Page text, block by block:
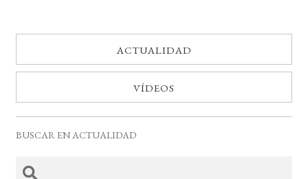
ACTUALIDAD
VÍDEOS
BUSCAR EN ACTUALIDAD